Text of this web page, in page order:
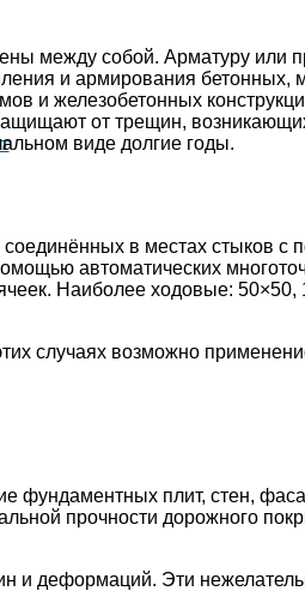
между собой. Арматуру или
и армирования бетонных,
и железобетонных
от трещин,
виде долгие годы.
в местах стыков
автоматических
Наиболее ходовые:
случаях возможно
плит, стен,
прочности дорожного
и деформаций. Эти